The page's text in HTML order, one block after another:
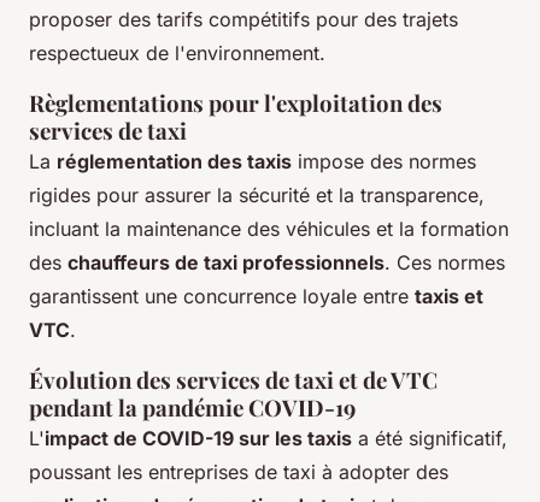
proposer des tarifs compétitifs pour des trajets
respectueux de l'environnement.
Règlementations pour l'exploitation des
services de taxi
La réglementation des taxis impose des normes
rigides pour assurer la sécurité et la transparence,
incluant la maintenance des véhicules et la formation
des chauffeurs de taxi professionnels. Ces normes
garantissent une concurrence loyale entre taxis et
VTC.
Évolution des services de taxi et de VTC
pendant la pandémie COVID-19
L'impact de COVID-19 sur les taxis a été significatif,
poussant les entreprises de taxi à adopter des